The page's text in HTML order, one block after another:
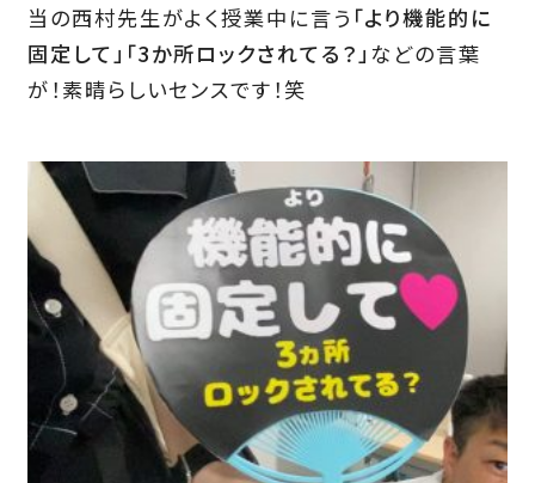
当の西村先生がよく授業中に言う 「より機能的に
固定して」「3か所ロックされてる？」 などの言葉
が！素晴らしいセンスです！笑